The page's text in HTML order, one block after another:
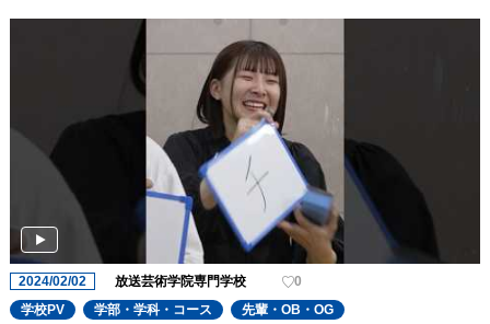
2024/02/02 放送芸術学院専門学校
0
学校PV
学部・学科・コース 先輩・OB・OG